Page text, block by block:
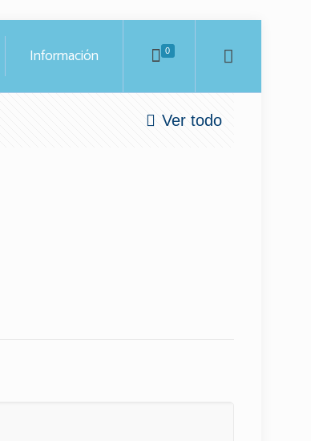
Información 0
Ver todo